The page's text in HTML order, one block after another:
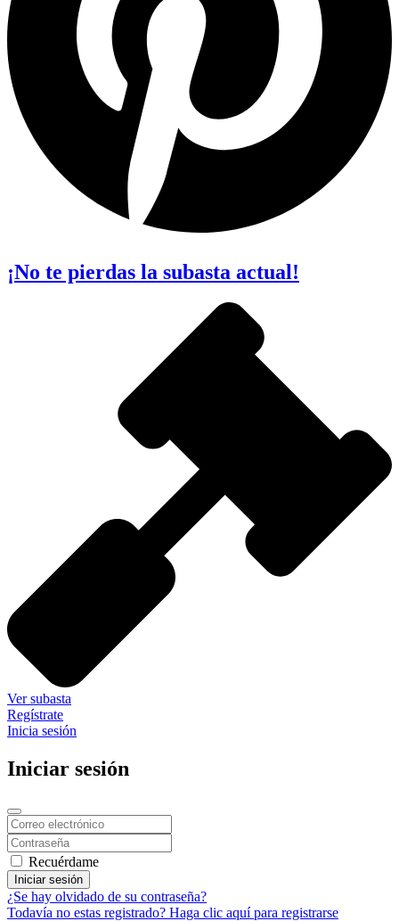
¡No te pierdas la subasta actual!
Ver subasta
Regístrate
Inicia sesión
Iniciar sesión
Recuérdame
Iniciar sesión
¿Se hay olvidado de su contraseña?
Todavía no estas registrado? Haga clic aquí para registrarse